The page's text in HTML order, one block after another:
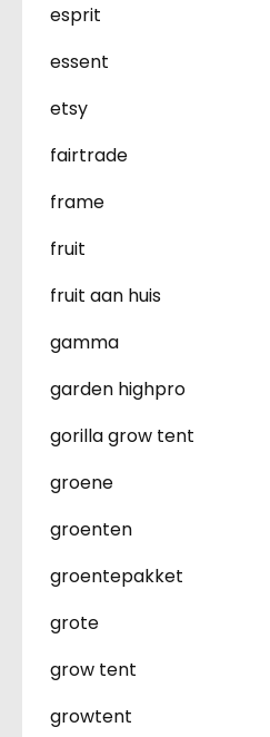
esprit
essent
etsy
fairtrade
frame
fruit
fruit aan huis
gamma
garden highpro
gorilla grow tent
groene
groenten
groentepakket
grote
grow tent
growtent